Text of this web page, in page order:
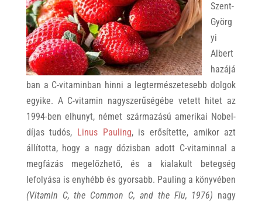
Szent-
Györg
yi
Albert
hazájá
ban a C-vitaminban hinni a legtermészetesebb dolgok
egyike. A C-vitamin nagyszerűségébe vetett hitet az
1994-ben elhunyt, német származású amerikai Nobel-
díjas tudós, Linus Pauling, is erősítette, amikor azt
állította, hogy a nagy dózisban adott C-vitaminnal a
megfázás megelőzhető, és a kialakult betegség
lefolyása is enyhébb és gyorsabb. Pauling a könyvében
(Vitamin C, the Common C, and the Flu, 1976) nagy